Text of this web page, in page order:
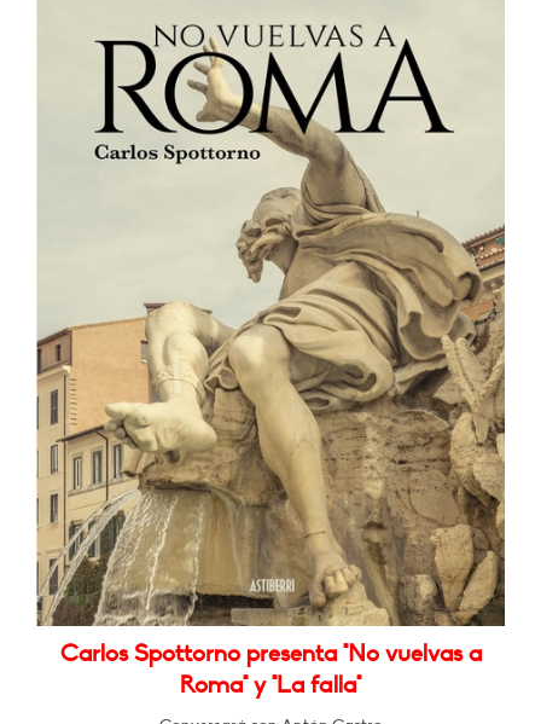
Carlos Spottorno presenta "No vuelvas a
Roma" y "La falla"